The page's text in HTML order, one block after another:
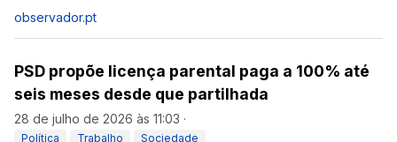
observador.pt
PSD propõe licença parental paga a 100% até
seis meses desde que partilhada
28 de julho de 2026 às 11:03 ·
Política Trabalho Sociedade